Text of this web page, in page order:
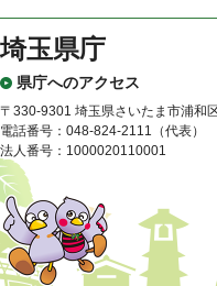
埼玉県庁
県庁へのアクセス
〒330-9301 埼玉県さいたま市浦和
電話番号：048-824-2111（代表）
法人番号：1000020110001